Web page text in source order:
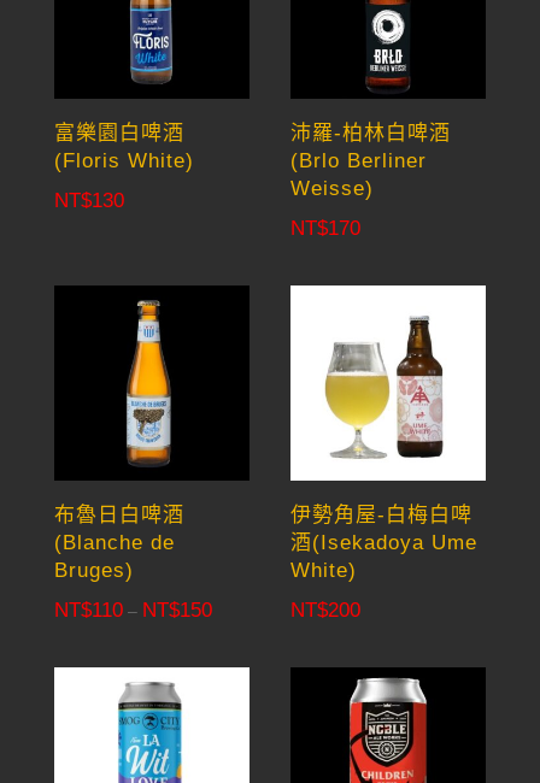
富樂園白啤酒
(Floris White)
NT$130
沛羅-柏林白啤酒
(Brlo Berliner
Weisse)
NT$170
布魯日白啤酒
(Blanche de
Bruges)
NT$110 – NT$150Price
NT$110
伊勢角屋-白梅白啤
酒(Isekadoya Ume
White)
NT$200